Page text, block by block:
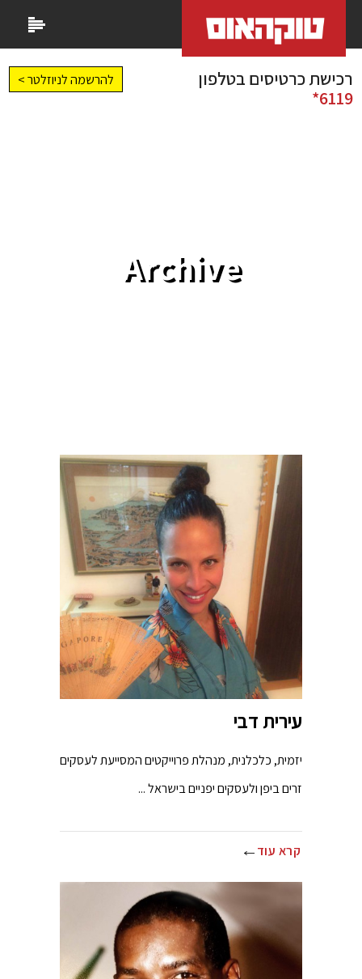
רכישת כרטיסים בטלפון
6119*
להרשמה לניוזלטר >
Archive
עירית דבי
יזמית, כלכלנית, מנהלת פרוייקטים המסייעת לעסקים
זרים ביפן ולעסקים יפניים בישראל ...
קרא עוד